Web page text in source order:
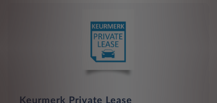
Keurmerk Private Lease